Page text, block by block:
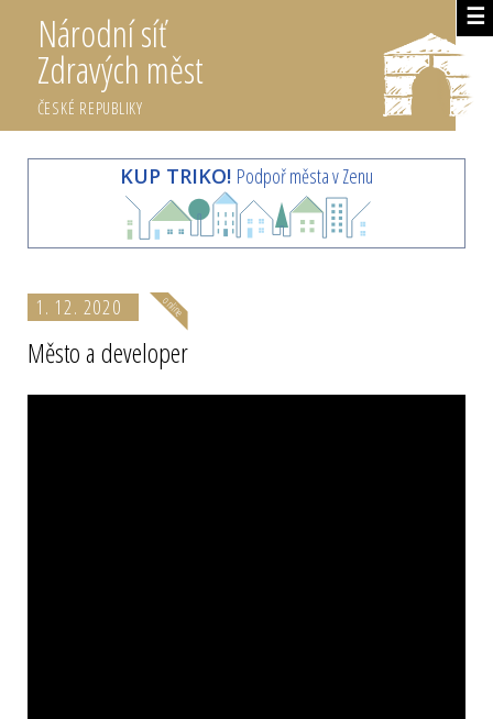
☰
Národní síť
Zdravých měst
ČESKÉ REPUBLIKY
KUP TRIKO! Podpoř města v Zenu
1. 12. 2020
Město a developer